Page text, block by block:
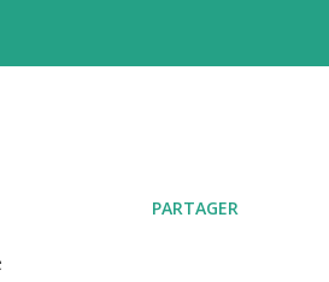
PARTAGER